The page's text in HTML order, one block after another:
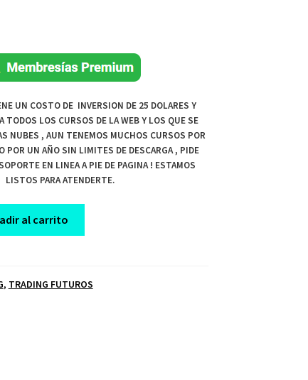
UN COSTO DE INVERSION DE 25 DOLARES Y
TODOS LOS CURSOS DE LA WEB Y LOS QUE SE
NUBES , AUN TENEMOS MUCHOS CURSOS POR
POR UN AÑO SIN LIMITES DE DESCARGA , PIDE
EN LINEA A PIE DE PAGINA ! ESTAMOS
LISTOS PARA ATENDERTE.
al carrito
, TRADING FUTUROS